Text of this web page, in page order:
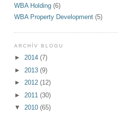
WBA Holding (6)
WBA Property Development (5)
ARCHÍV BLOGU
► 2014 (7)
► 2013 (9)
► 2012 (12)
► 2011 (30)
▼ 2010 (65)